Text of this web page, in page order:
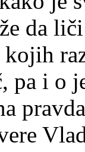
da
kojih
pa i o